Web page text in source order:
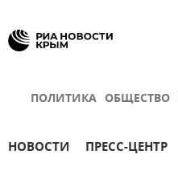
ПОЛИТИКА ОБЩЕСТВО
НОВОСТИ ПРЕСС-ЦЕНТР